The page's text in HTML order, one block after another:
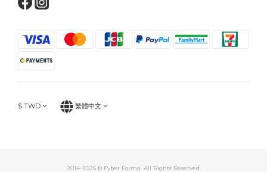
$ TWD 繁體中文
2014-2026 © Fyber Forma. All Rights Reserved.